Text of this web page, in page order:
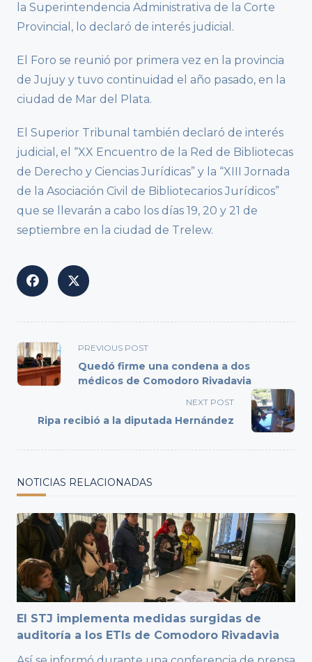
la Superintendencia Administrativa de la Corte
Provincial, lo declaró de interés judicial.
El Foro se reunió por primera vez en la provincia
de Jujuy y tuvo continuidad el año pasado, en la
ciudad de Mar del Plata.
El Superior Tribunal también declaró de interés
judicial, el “XX Encuentro de la Red de Bibliotecas
de Derecho y Ciencias Jurídicas” y la “XIII Jornada
de la Asociación Civil de Bibliotecarios Jurídicos”
que se llevarán a cabo los días 19, 20 y 21 de
septiembre en la ciudad de Trelew.
<span
class="nav-
subtitle
reader-
text">Page</span>
PREVIOUS POST
Quedó firme una condena a dos
médicos de Comodoro Rivadavia
NEXT POST
Ripa recibió a la diputada Hernández
NOTICIAS RELACIONADAS
El STJ implementa medidas surgidas de
auditoría a los ETIs de Comodoro Rivadavia